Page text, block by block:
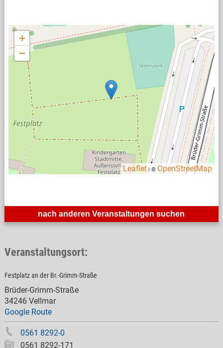
nach anderen Veranstaltungen suchen
Veranstaltungsort:
Festplatz an der Br.-Grimm-Straße
Brüder-Grimm-Straße
34246 Vellmar
Google Route
0561 8292-0
0561 8292-171
+
−
Leaflet | © OpenStreetMap